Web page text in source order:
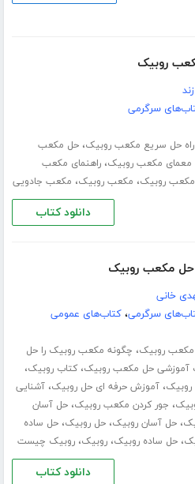
روبیک
سرگرمی
راه حل سریع مکعب روبیک،حل مکعب
معمای مکعب روبیک،راهنمای مکعب
مکعب روبیک، مکعب روبیک، مکعب جادویی
دانلود کتاب
حل مکعب روبیک
خانی
سرگرمی،کتاب‌های عمومی
مکعب روبیک، چگونه مکعب روبیک را حل
آموزشی حل مکعب روبیک،کتاب روبیک،
،آموزش حرفه ای حل روبیک،آشنایی
، جور کردن مکعب روبیک،حل آسان
،حل آسان روبیک،حل روبیک،حل ساده
،حل ساده روبیک،روبیک،روبیک چیست
دانلود کتاب